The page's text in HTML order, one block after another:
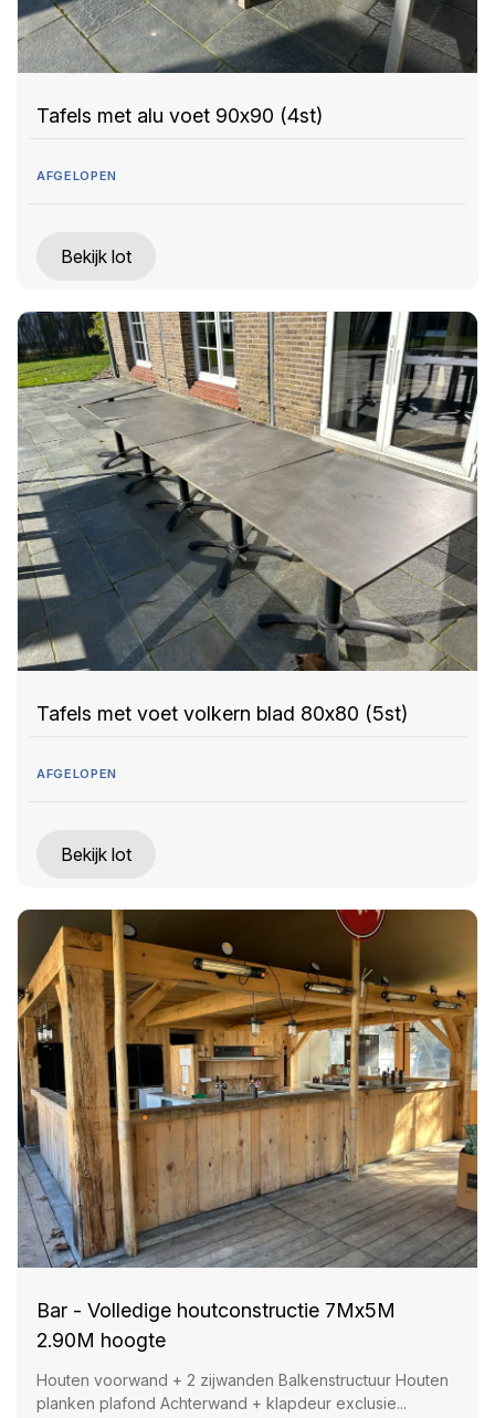
Tafels met alu voet 90x90 (4st)
AFGELOPEN
Bekijk lot
Tafels met voet volkern blad 80x80 (5st)
AFGELOPEN
Bekijk lot
Bar - Volledige houtconstructie 7Mx5M
2.90M hoogte
Houten voorwand + 2 zijwanden Balkenstructuur Houten
planken plafond Achterwand + klapdeur exclusie...